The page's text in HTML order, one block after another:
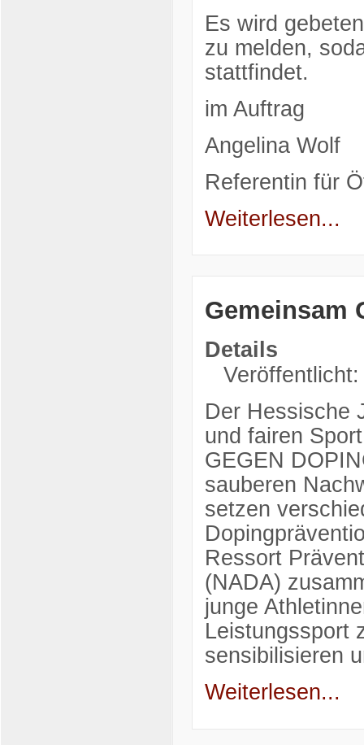
Es wird
zu melden,
stattfindet.
im Auftrag
Angelina Wolf
Referentin für
Weiterlesen...
Gemeinsam
Details
Der Hessische
und fairen
GEGEN
sauberen
setzen
Ressort
(NADA)
junge
Leistungssport
sensibilisieren
Weiterlesen...